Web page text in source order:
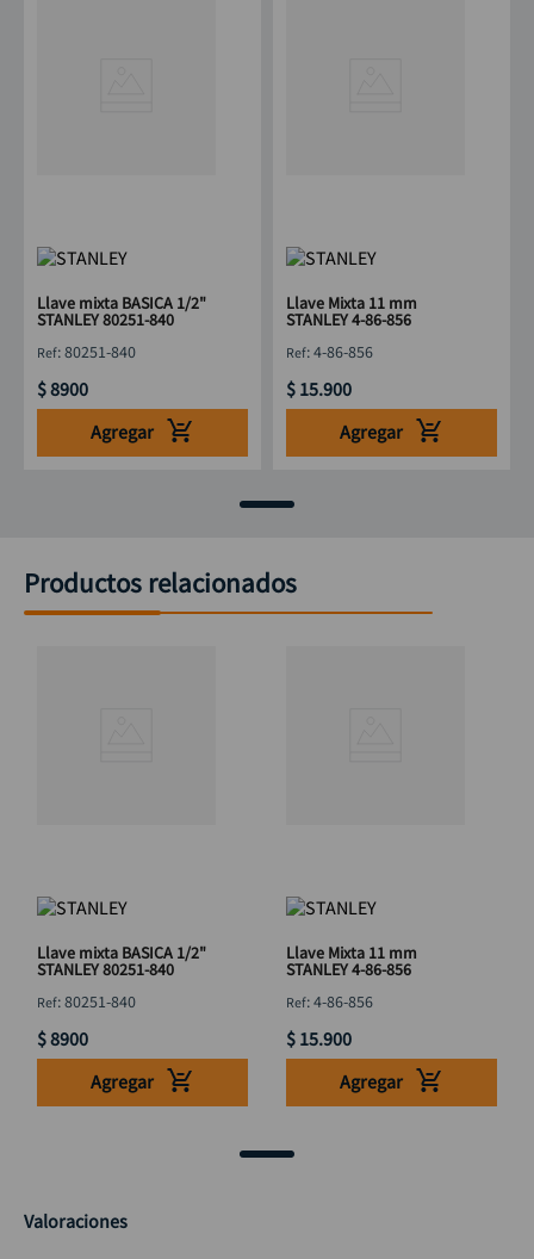
Llave mixta BASICA 1/2"
STANLEY 80251-840
:80251-840
$8900
Agregar
Llave Mixta 11 mm
STANLEY 4-86-856
:4-86-856
$ 15.900
Agregar
Productos relacionados
Llave mixta BASICA 1/2"
STANLEY 80251-840
:80251-840
$8900
Agregar
Llave Mixta 11 mm
STANLEY 4-86-856
:4-86-856
$ 15.900
Agregar
Valoraciones